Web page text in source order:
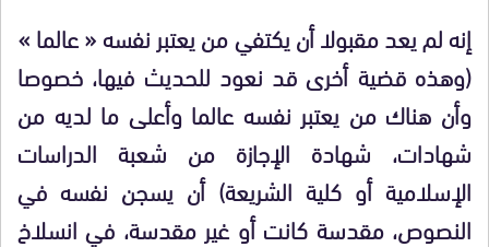
إنه لم يعد مقبولا أن يكتفي من يعتبر نفسه « عالما »
(وهذه قضية أخرى قد نعود للحديث فيها، خصوصا
وأن هناك من يعتبر نفسه عالما وأعلى ما لديه من
شهادات، شهادة الإجازة من شعبة الدراسات
الإسلامية أو كلية الشريعة) أن يسجن نفسه في
النصوص، مقدسة كانت أو غير مقدسة، في انسلاخ